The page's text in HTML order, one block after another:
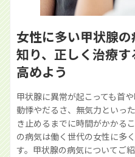
女性に多い甲状腺
知り、正しく治療
高めよう
甲状腺に異常が起こっても首
動悸やだるさ、無気力といっ
き止めるまでに時間がかかる
の病気は働く世代の女性に多
す。甲状腺の病気についてご紹